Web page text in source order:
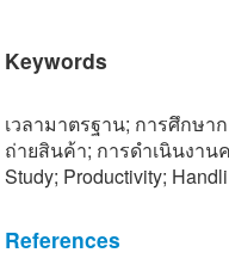
Keywords
เวลามาตรฐาน; การศึกษ
ถ่ายสินค้า; การดำเนินงาน
Study; Productivity;
References